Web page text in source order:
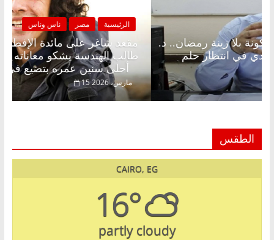
أحلى سنين عمره بتضيع في السجن
الرئيسية ناس وناس
مقعد شاغر على الإفطار وبلكونة بلا زينة رمضان.. د.
عبدالخالق فاروق خبير اقتصادي في انتظار حلم
22 فبراير، 2026
الطقس
CAIRO, EG
16°
partly cloudy